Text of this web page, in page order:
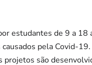
estudantes de 9 a 18
pela Covid-
projetos são